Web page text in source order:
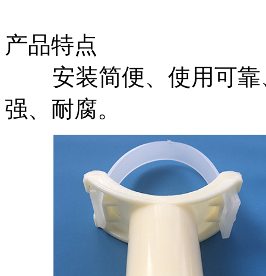
产品特点
安装简便、使用可靠
强、耐腐。